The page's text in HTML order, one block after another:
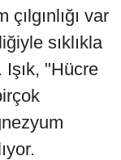
var
sıklıkla
Işık, "Hücre